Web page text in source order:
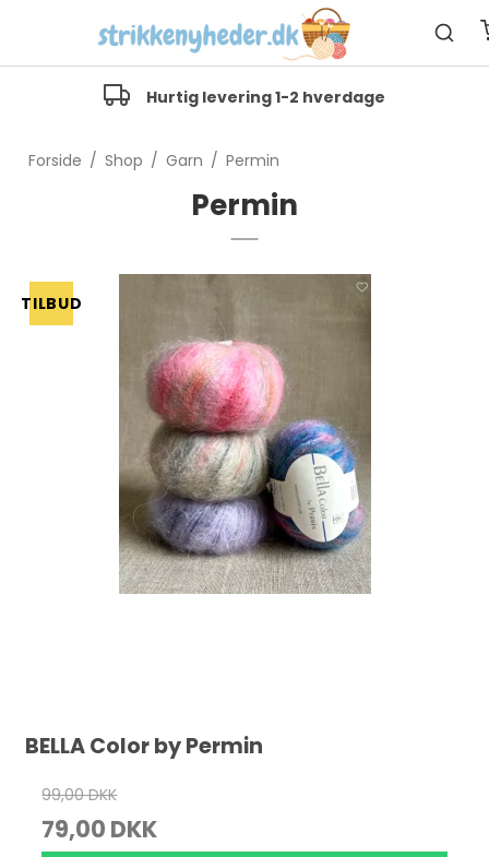
Hurtig levering 1-2 hverdage
Forside / Shop / Garn / Permin
Permin
TILBUD
BELLA Color by Permin
99,00 DKK
79,00 DKK